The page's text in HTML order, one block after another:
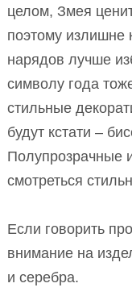
целом, Змея
поэтому
нарядов лучше
символу года
стильные
будут кстати –
Полупрозрачные
смотреться
Если говорить
внимание на
и серебра.